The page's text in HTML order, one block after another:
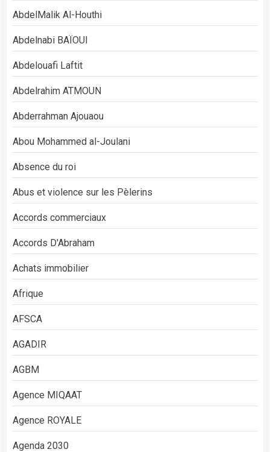
AbdelMalik Al-Houthi
Abdelnabi BAÏOUI
Abdelouafi Laftit
Abdelrahim ATMOUN
Abderrahman Ajouaou
Abou Mohammed al-Joulani
Absence du roi
Abus et violence sur les Pèlerins
Accords commerciaux
Accords D'Abraham
Achats immobilier
Afrique
AFSCA
AGADIR
AGBM
Agence MIQAAT
Agence ROYALE
Agenda 2030